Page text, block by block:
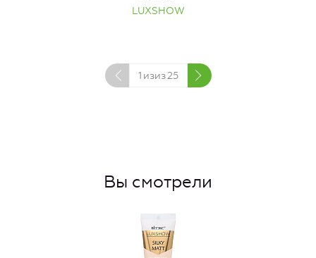
LUXSHOW
1 изиз25
Вы смотрели